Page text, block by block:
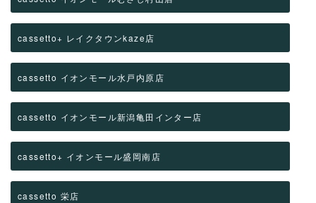
cassetto+ レイクタウンkaze店
cassetto イオンモール水戸内原店
cassetto イオンモール新潟亀田インター店
cassetto+ イオンモール盛岡南店
cassetto 栄店